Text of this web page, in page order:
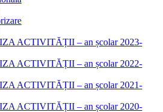
ACTIVITĂȚII – an școlar 2023-
ACTIVITĂȚII – an școlar 2022-
ACTIVITĂȚII – an școlar 2021-
ACTIVITĂȚII – an școlar 2020-